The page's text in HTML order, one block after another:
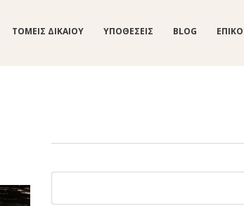
ΤΟΜΕΙΣ ΔΙΚΑΙΟΥ ΥΠΟΘΕΣΕΙΣ BLOG